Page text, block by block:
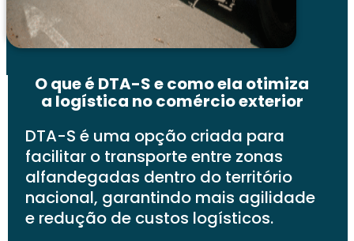
O que é DTA-S e como ela otimiza
a logística no comércio exterior
DTA-S é uma opção criada para
facilitar o transporte entre zonas
alfandegadas dentro do território
nacional, garantindo mais agilidade
e redução de custos logísticos.